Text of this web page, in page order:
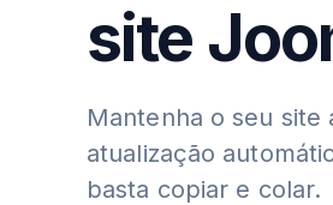
site
Mantenha o seu site
atualização
basta copiar e colar.